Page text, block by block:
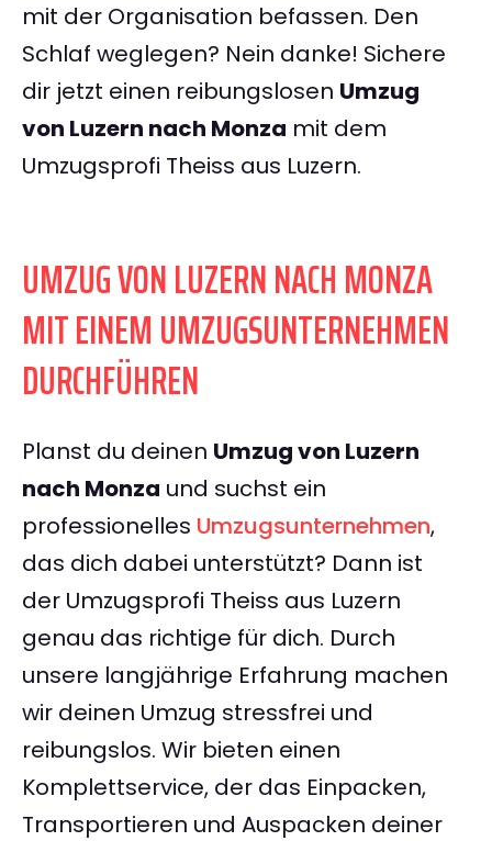
mit der Organisation befassen. Den
Schlaf weglegen? Nein danke! Sichere
dir jetzt einen reibungslosen Umzug
von Luzern nach Monza mit dem
Umzugsprofi Theiss aus Luzern.
UMZUG VON LUZERN NACH MONZA
MIT EINEM UMZUGSUNTERNEHMEN
DURCHFÜHREN
Planst du deinen Umzug von Luzern
nach Monza und suchst ein
professionelles Umzugsunternehmen,
das dich dabei unterstützt? Dann ist
der Umzugsprofi Theiss aus Luzern
genau das richtige für dich. Durch
unsere langjährige Erfahrung machen
wir deinen Umzug stressfrei und
reibungslos. Wir bieten einen
Komplettservice, der das Einpacken,
Transportieren und Auspacken deiner